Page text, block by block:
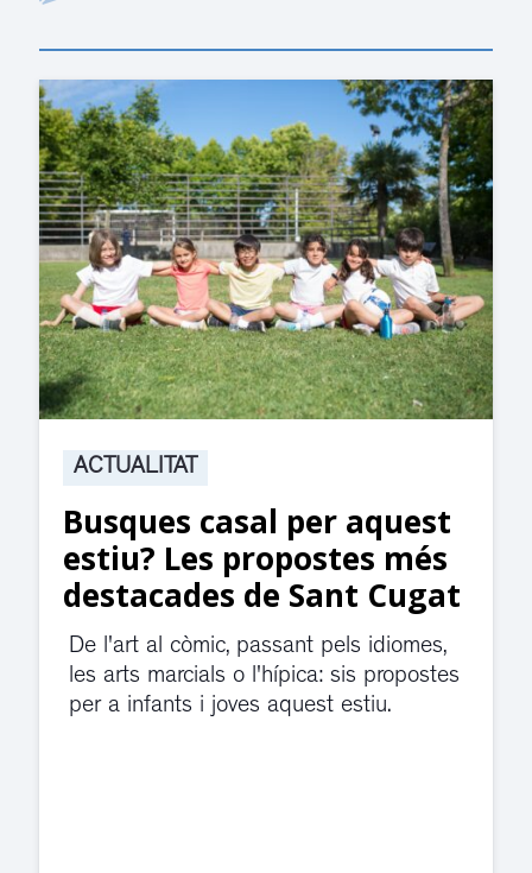
ACTUALITAT
Suspesa l’activitat als
jutjats de Rubí fins
divendres per una fuita
d’aigua
El servei de guàrdia i el jutjat de
violència de gènere s'han traslladat a